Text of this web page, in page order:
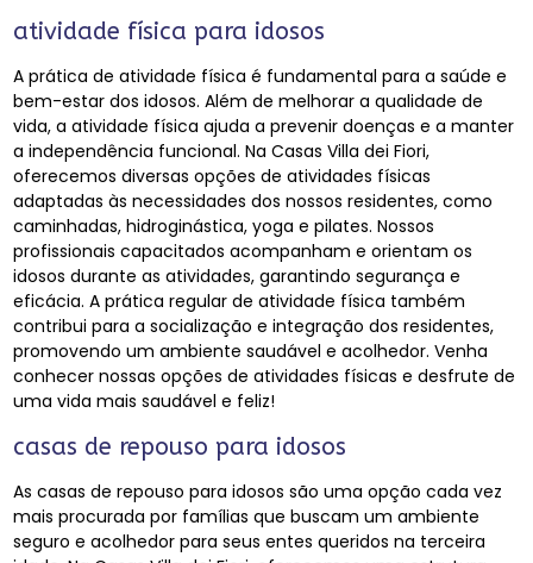
atividade física para idosos
A prática de atividade física é fundamental para a saúde e
bem-estar dos idosos. Além de melhorar a qualidade de
vida, a atividade física ajuda a prevenir doenças e a manter
a independência funcional. Na Casas Villa dei Fiori,
oferecemos diversas opções de atividades físicas
adaptadas às necessidades dos nossos residentes, como
caminhadas, hidroginástica, yoga e pilates. Nossos
profissionais capacitados acompanham e orientam os
idosos durante as atividades, garantindo segurança e
eficácia. A prática regular de atividade física também
contribui para a socialização e integração dos residentes,
promovendo um ambiente saudável e acolhedor. Venha
conhecer nossas opções de atividades físicas e desfrute de
uma vida mais saudável e feliz!
casas de repouso para idosos
As casas de repouso para idosos são uma opção cada vez
mais procurada por famílias que buscam um ambiente
seguro e acolhedor para seus entes queridos na terceira